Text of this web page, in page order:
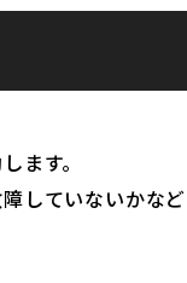
ます。
していないかな